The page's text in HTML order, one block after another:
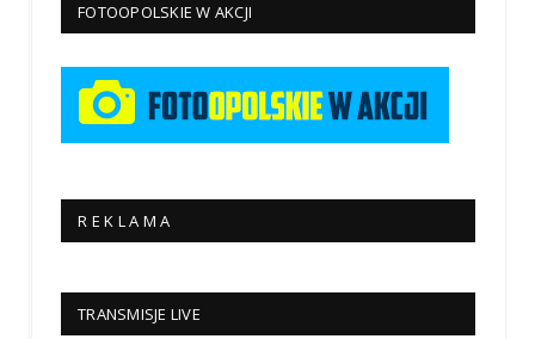
FOTOOPOLSKIE W AKCJI
R E K L A M A
TRANSMISJE LIVE